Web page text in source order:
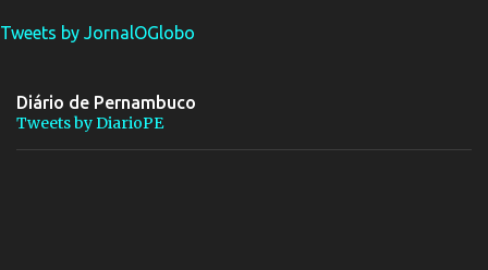
Tweets by JornalOGlobo
Diário de Pernambuco
Tweets by DiarioPE